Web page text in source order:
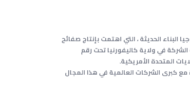
الحديثة ، التي اهتمت بإنتاج صفائح
في ولاية كاليفورنيا تحت رقم
كبرى الشركات العالمية في هذا المجال